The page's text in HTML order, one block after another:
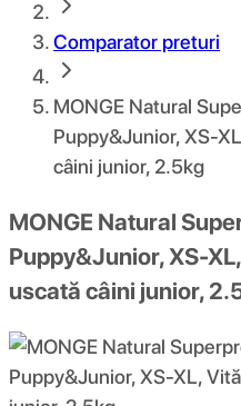
Comparator preturi
MONGE Natural
Puppy&Junior, XS-
câini junior, 2.5kg
MONGE Natural
Puppy&Junior, XS-
uscată câini junior,